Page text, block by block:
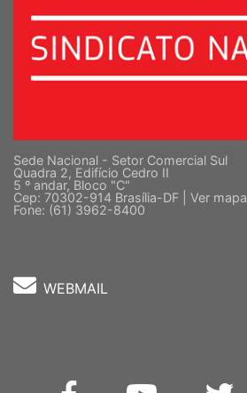
Sede Nacional - Setor Comercial Sul
Quadra 2, Edifício Cedro II
5 º andar, Bloco "C"
Cep: 70302-914 Brasília-DF | Ver mapa
Fone: (61) 3962-8400
WEBMAIL